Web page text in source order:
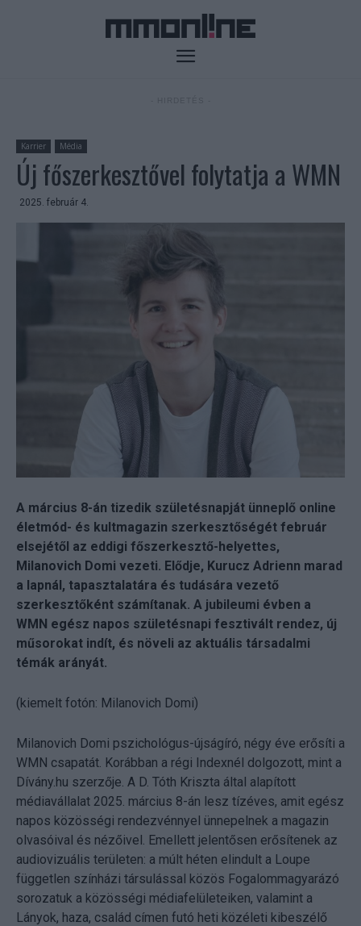
Karrier Média
Új főszerkesztővel folytatja a WMN
2025. február 4.
A március 8-án tizedik születésnapját ünneplő online
életmód- és kultmagazin szerkesztőségét február
elsejétől az eddigi főszerkesztő-helyettes,
Milanovich Domi vezeti. Elődje, Kurucz Adrienn marad
a lapnál, tapasztalatára és tudására vezető
szerkesztőként számítanak. A jubileumi évben a
WMN egész napos születésnapi fesztivált rendez, új
műsorokat indít, és növeli az aktuális társadalmi
témák arányát.
(kiemelt fotón: Milanovich Domi)
Milanovich Domi pszichológus-újságíró, négy éve erősíti a
WMN csapatát. Korábban a régi Indexnél dolgozott, mint a
Dívány.hu szerzője. A D. Tóth Kriszta által alapított
médiavállalat 2025. március 8-án lesz tízéves, amit egész
napos közösségi rendezvénnyel ünnepelnek a magazin
olvasóival és nézőivel. Emellett jelentősen erősítenek az
audiovizuális területen: a múlt héten elindult a Loupe
független színházi társulással közös Fogalommagyarázó
sorozatuk a közösségi médiafelületeiken, valamint a
Lányok, haza, család címen futó heti közéleti kibeszélő